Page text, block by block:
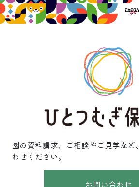
園の資料請求、ご相談やご見学な
わせください。
お問い合わせ